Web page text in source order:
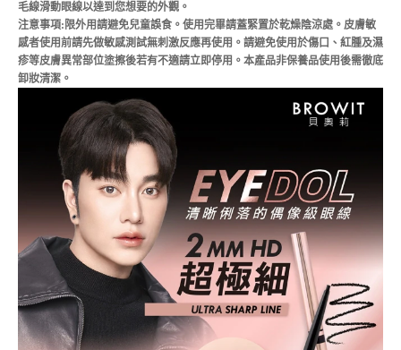
毛線滑動眼線以達到您想要的外觀。
注意事項:限外用請避免兒童誤食。使用完畢請蓋緊置於乾燥陰涼處。皮膚敏
感者使用前請先做敏感測試無刺激反應再使用。請避免使用於傷口、紅腫及濕
疹等皮膚異常部位塗擦後若有不適請立即停用。本產品非保養品使用後需徹底
卸妝清潔。